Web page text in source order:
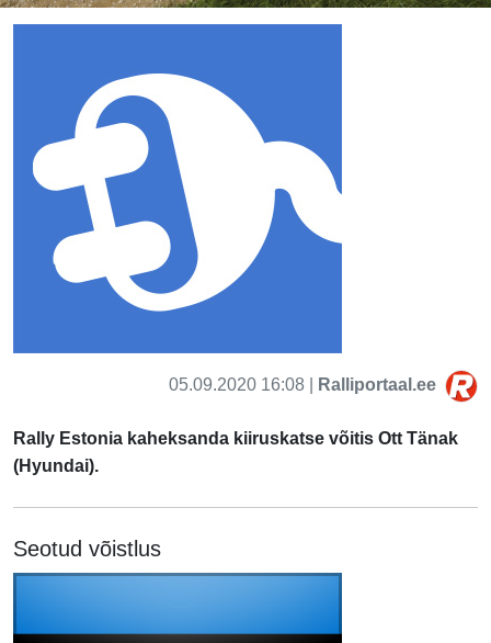
05.09.2020 16:08 | Ralliportaal.ee
Rally Estonia kaheksanda kiiruskatse võitis Ott Tänak
(Hyundai).
Seotud võistlus